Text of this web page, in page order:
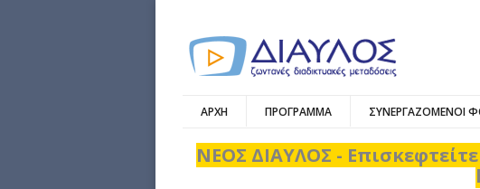
ΑΡΧΗ ΠΡΟΓΡΑΜΜΑ ΣΥΝΕΡΓΑΖΟΜΕΝΟΙ
ΝΕΟΣ ΔΙΑΥΛΟΣ -